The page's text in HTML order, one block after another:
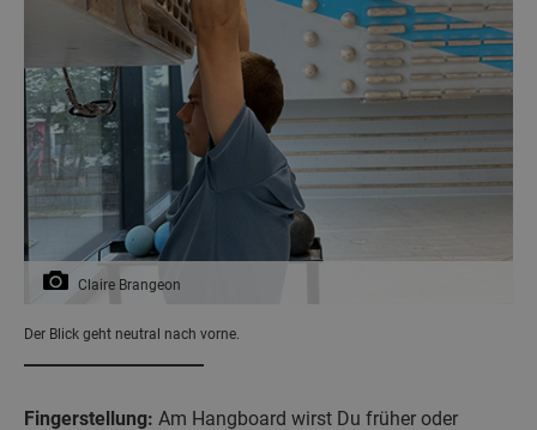
Claire Brangeon
Der Blick geht neutral nach vorne.
Fingerstellung: Am Hangboard wirst Du früher oder